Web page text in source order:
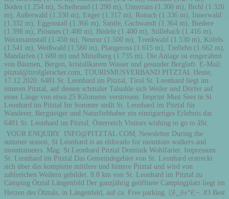
Boden (1.254 m), Scheibrand (1.290 m), Unterrain (1.300 m), Bichl (1.326
m), Außerwald (1.330 m), Enger (1.317 m), Ronach (1.336 m), Innerwald
(1.332 m), Eggenstall (1.366 m), Santle, Gschwandt (1.364 m), Biedere
(1.398 m), Piösmes (1.400 m), Bödele (1.400 m), Stillebach (1.416 m),
Weixmannstall (1.450 m), Neurur (1.500 m), Trenkwald (1.530 m), Köfels
(1.541 m), Weißwald (1.560 m), Plangeross (1.615 m), Tieflehn (1.662 m),
Mandarfen (1.680 m) und Mittelberg (1.735 m). Die Anlage ist eingerahmt
von Bäumen, Bergen, kristallkarem Wasser und gesunder Bergluft. E-Mail:
pitztal@tirolgletscher.com, TOURISMUSVERBAND PITZTAL Heute,
17.12.2020. 6481 St. Leonhard im Pitztal, Tirol St. Leonhard liegt im
inneren Pitztal, auf dessen schmaler Talsohle sich Weiler und Dörfer auf
einer Länge von etwa 25 Kilometer verstreuen. Imprint Must Sees in St.
Leonhard im Pitztal Im Sommer stellt St. Leonhard im Pitztal für
Wanderer, Bergsteiger und Naturliebhaber ein einzigartiges Erlebnis dar.
6481 St. Leonhard im Pitztal, Österreich Visitors wishing to go to âSt.
YOUR ENQUIRY INFO@PITZTAL.COM, Newsletter During the
summer season, St Leonhard is an eldorado for mountain walkers and
mountaineers. Mag. St.Leonhard Pitztal Dominik Wohlfarter. Impressum
St. Leonhard im Pitztal Das Gemeindegebiet von St. Leonhard erstreckt
sich über das komplette mittlere und hintere Pitztal und wird von
zahlreichen Weilern gebildet. 8.8 km von St. Leonhard im Pitztal zu
Camping Ötztal Längenfeld Der ganzjährig geöffnete Campingplatz liegt im
Herzen des Ötztals, in Längenfeld, auf ca. Free parking. ì¦ê¸¸ê±°ë¦¬. #3 Best